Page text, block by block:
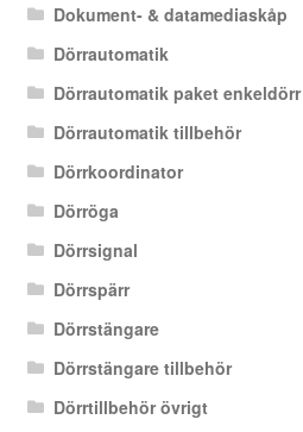
Dokument- & datamediaskåp
Dörrautomatik
Dörrautomatik paket enkeldörr
Dörrautomatik tillbehör
Dörrkoordinator
Dörröga
Dörrsignal
Dörrspärr
Dörrstängare
Dörrstängare tillbehör
Dörrtillbehör övrigt